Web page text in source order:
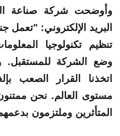
وأوضحت شركة صناعة
البريد الإلكتروني:
تنظيم تكنولوجيا
وضع الشركة للمستقبل.
اتخذنا القرار الصعب
مستوى العالم. نحن
المتأثرين وملتزمون